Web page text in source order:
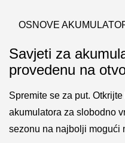
OSNOVE
Savjeti za
provedenu na
Spremite se za put.
akumulatora za slobodno
sezonu na najbolji mogući